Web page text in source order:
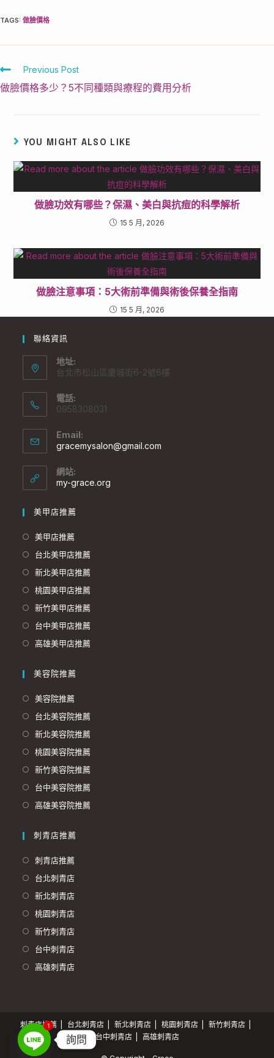
TAGS: 做臉價格
Previous Post
做臉價格多少？5不同種類與療程的費用分析
YOU MIGHT ALSO LIKE
做臉功效有哪些？保濕、美白與抗痘的科學解析
15 5 月, 2026
做臉注意事項：5大術前準備與術後保養全指南
15 5 月, 2026
聯絡資訊
地址:
台北市松山區慶城街6-2號6樓
電話:
0958308031
Email:
gracemysalon@gmail.com
網站:
my-grace.org
美甲店推薦
美甲店推薦
台北美甲店推薦
新北美甲店推薦
桃園美甲店推薦
新竹美甲店推薦
台中美甲店推薦
高雄美甲店推薦
美容院推薦
美容院推薦
台北美容院推薦
新北美容院推薦
桃園美容院推薦
新竹美容院推薦
台中美容院推薦
高雄美容院推薦
刺青店推薦
刺青店推薦
台北刺青店
新北刺青店
桃園刺青店
新竹刺青店
台中刺青店
高雄刺青店
刺青店推薦 台北刺青店 新北刺青店 桃園刺青店
新竹刺青店
台中刺青店
高雄刺青店
1
詢問